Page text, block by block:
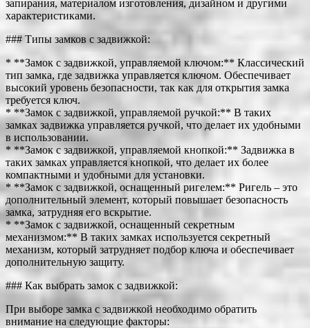
запирания, материалом изготовления, дизайном и другими
характеристиками.
### Типы замков с задвижкой:
* **Замок с задвижкой, управляемой ключом:** Классический
тип замка, где задвижка управляется ключом. Обеспечивает
высокий уровень безопасности, так как для открытия замка
требуется ключ.
* **Замок с задвижкой, управляемой ручкой:** В таких
замках задвижка управляется ручкой, что делает их удобными
в использовании.
* **Замок с задвижкой, управляемой кнопкой:** Задвижка в
таких замках управляется кнопкой, что делает их более
компактными и удобными для установки.
* **Замок с задвижкой, оснащенный ригелем:** Ригель – это
дополнительный элемент, который повышает безопасность
замка, затрудняя его вскрытие.
* **Замок с задвижкой, оснащенный секретным
механизмом:** В таких замках используется секретный
механизм, который затрудняет подбор ключа и обеспечивает
дополнительную защиту.
### Как выбрать замок с задвижкой:
При выборе замка с задвижкой необходимо обратить
внимание на следующие факторы: